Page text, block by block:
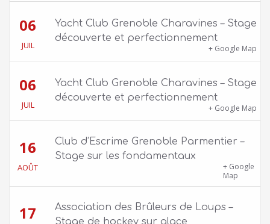
06
JUIL
Yacht Club Grenoble Charavines – Stage
découverte et perfectionnement
+ Google Map
06
JUIL
Yacht Club Grenoble Charavines – Stage
découverte et perfectionnement
+ Google Map
16
AOÛT
Club d’Escrime Grenoble Parmentier –
Stage sur les fondamentaux
+ Google
Map
17
Association des Brûleurs de Loups –
Stage de hockey sur glace